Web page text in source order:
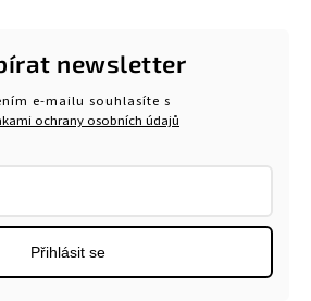
newsletter
e-mailu souhlasíte s
ochrany osobních údajů
Přihlásit se